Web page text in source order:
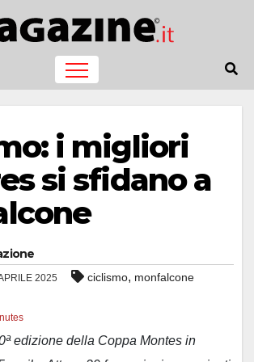
i migliori
si sfidano a
2025 ciclismo, monfalcone
edizione della Coppa Montes in